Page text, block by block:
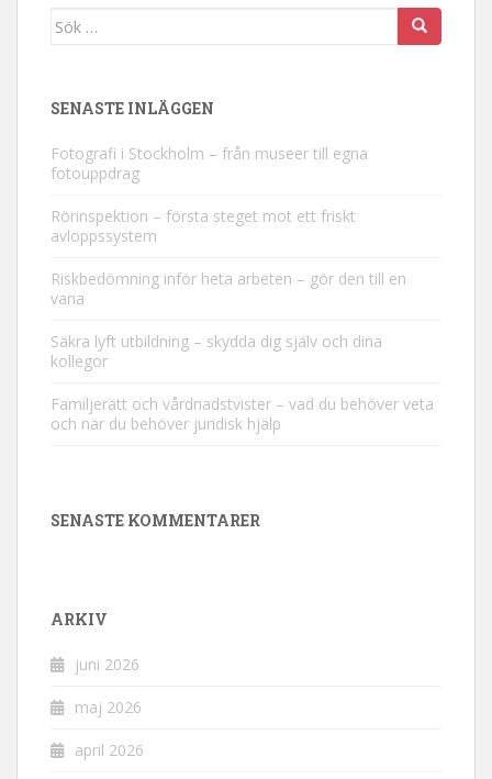
Sök efter:
SENASTE INLÄGGEN
Fotografi i Stockholm – från museer till egna
fotouppdrag
Rörinspektion – första steget mot ett friskt
avloppssystem
Riskbedömning inför heta arbeten – gör den till en
vana
Säkra lyft utbildning – skydda dig själv och dina
kollegor
Familjerätt och vårdnadstvister – vad du behöver veta
och när du behöver juridisk hjälp
SENASTE KOMMENTARER
ARKIV
juni 2026
maj 2026
april 2026